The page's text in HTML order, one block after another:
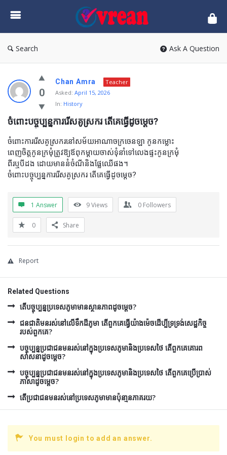
vrean.com
Search Ask A Question
0
Chan Amra
Teacher
Asked: April 15, 2026
In: History
ចំពោះបច្ចុប្បន្នការរើសគូស្រករ តើគេធ្វើដូចម្តេច?
ចំពោះការរើសគូស្រករនៅសម័យអាណាចក្រចេនឡា កូនកម្លោះ
ពេញចិត្តកូនក្រមុំត្រូវឱ្យឪពុកម្តាយចាស់ទុំនាំទៅលេងផ្ទះកូនក្រមុំ
ពីរឬបីដង ដោយមាននំចំណីនិងផ្លែឈើផង។
ចំពោះបច្ចុប្បន្នការរើសគូស្រករ តើគេធ្វើដូចម្តេច?
1 Answer 9Views 0 Followers
0 Share
Report
Related Questions
តើបច្ចុប្បន្នប្រទេសភូមាមានស្ថានភាពដូចម្តេច?
ជនជាតិមនរស់នៅលើទឹកដីភូមា តើពួកគេធ្វើយ៉ាងម៉េចដើប្បីទ្រទ្រង់សេដ្ឋកិច្ច
របស់ពួកគេ?
បច្ចុប្បន្នប្រជាជនមនរស់នៅក្នុងប្រទេសភូមានិងប្រទេសថៃ តើពួកគេគោរព
សាសនាដូចម្តេច?
បច្ចុប្បន្នប្រជាជនមនរស់នៅក្នុងប្រទេសភូមានិងប្រទេសថៃ តើពួកគេប្រើប្រាស់
ភាសាដូចម្តេច?
តើប្រជាជនមនរស់នៅប្រទេសភូមាមានប៉ុនា្មនភាគរយ?
You must login to add an answer.